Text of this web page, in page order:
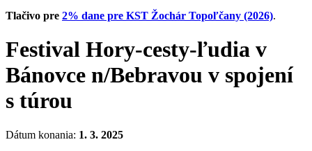
Tlačivo pre 2% dane pre KST Žochár Topoľčany (2026).
Festival Hory-cesty-ľudia v
Bánovce n/Bebravou v spojení
s túrou
Dátum konania: 1. 3. 2025